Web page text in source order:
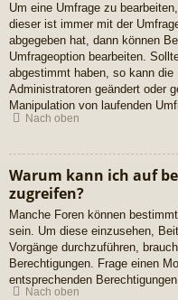
Um eine Umfrage zu
dieser ist immer mit der
abgegeben hat, dann können
Umfrageoption bearbeiten.
abgestimmt haben, so kann die
Administratoren geändert oder
Manipulation von laufenden
Nach oben
Warum kann ich auf
zugreifen?
Manche Foren können
sein. Um diese einzusehen,
Vorgänge durchzuführen,
Berechtigungen. Frage einen
entsprechenden Berechtigungen.
Nach oben